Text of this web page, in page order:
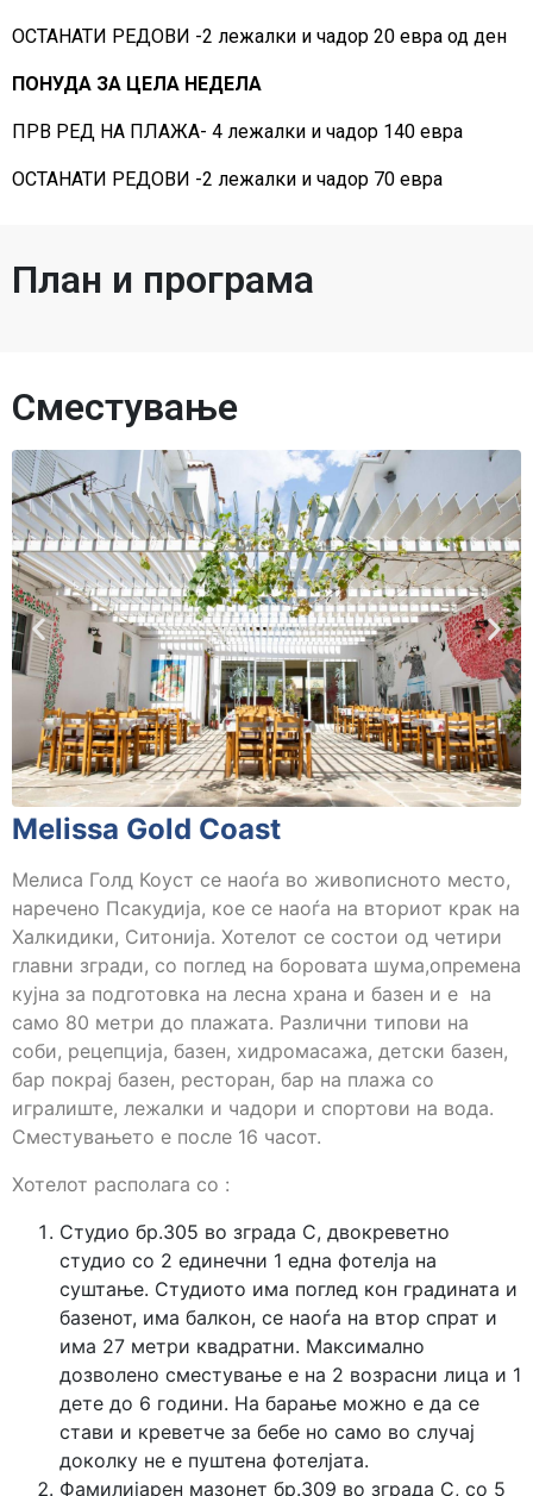
ОСТАНАТИ РЕДОВИ -2 лежалки и чадор 20 евра од ден
ПОНУДА ЗА ЦЕЛА НЕДЕЛА
ПРВ РЕД НА ПЛАЖА- 4 лежалки и чадор 140 евра
ОСТАНАТИ РЕДОВИ -2 лежалки и чадор 70 евра
План и програма
Сместување
Melissa Gold Coast
Мелиса Голд Коуст се наоѓа во живописното место,
наречено Псакудија, кое се наоѓа на вториот крак на
Халкидики, Ситонија. Хотелот се состои од четири
главни згради, со поглед на боровата шума,опремена
кујна за подготовка на лесна храна и базен и е на
само 80 метри до плажата. Различни типови на
соби, рецепција, базен, хидромасажа, детски базен,
бар покрај базен, ресторан, бар на плажа со
игралиште, лежалки и чадори и спортови на вода.
Сместувањето е после 16 часот.
Хотелот располага со :
Студио бр.305 во зграда C, двокреветно
студио со 2 единечни 1 една фотелја на
суштање. Студиото има поглед кон градината и
базенот, има балкон, се наоѓа на втор спрат и
има 27 метри квадратни. Максимално
дозволено сместување е на 2 возрасни лица и 1
дете до 6 години. На барање можно е да се
стави и креветче за бебе но само во случај
доколку не е пуштена фотелјата.
Фамилијарен мазонет бр.309 во зграда C, со 5